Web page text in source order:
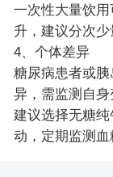
一次性大量饮
升，建议分次少
4、个体差异
糖尿病患者或
异，需监测自身
建议选择无糖
动，定期监测血